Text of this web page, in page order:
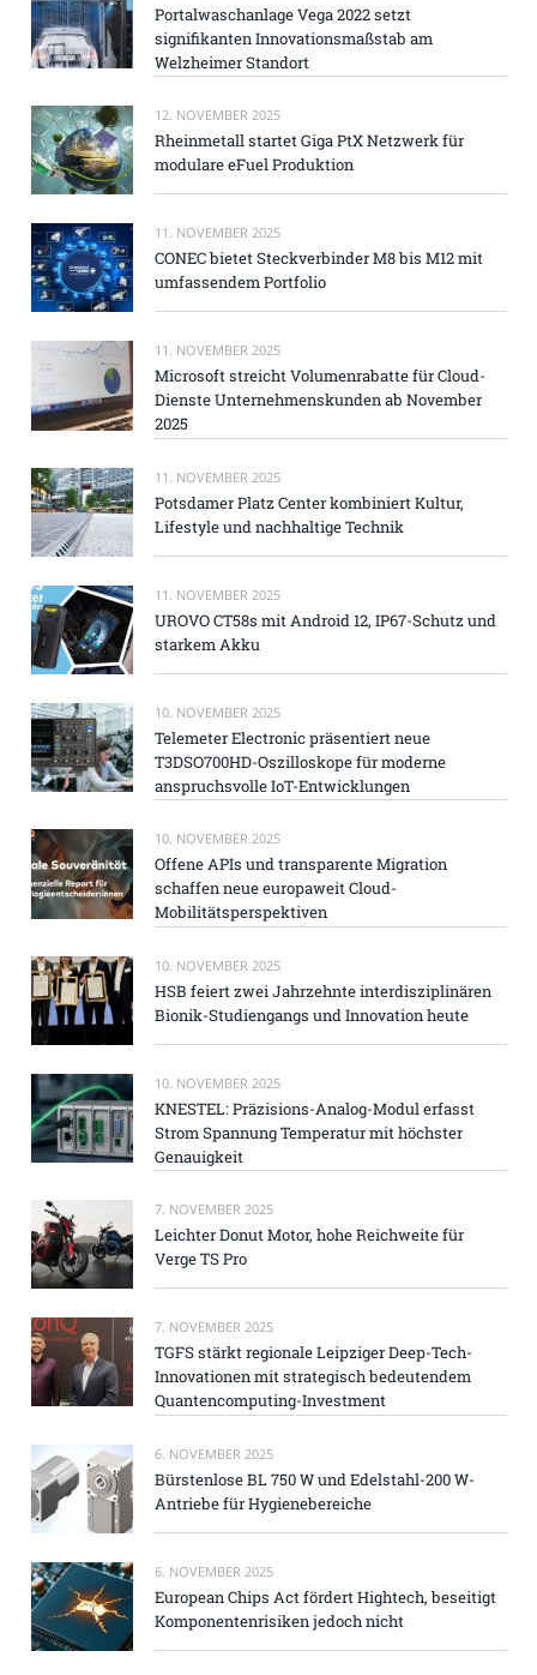
Portalwaschanlage Vega 2022 setzt
signifikanten Innovationsmaßstab am
Welzheimer Standort
12. NOVEMBER 2025
Rheinmetall startet Giga PtX Netzwerk für
modulare eFuel Produktion
11. NOVEMBER 2025
CONEC bietet Steckverbinder M8 bis M12 mit
umfassendem Portfolio
11. NOVEMBER 2025
Microsoft streicht Volumenrabatte für Cloud-
Dienste Unternehmenskunden ab November
2025
11. NOVEMBER 2025
Potsdamer Platz Center kombiniert Kultur,
Lifestyle und nachhaltige Technik
11. NOVEMBER 2025
UROVO CT58s mit Android 12, IP67-Schutz und
starkem Akku
10. NOVEMBER 2025
Telemeter Electronic präsentiert neue
T3DSO700HD-Oszilloskope für moderne
anspruchsvolle IoT-Entwicklungen
10. NOVEMBER 2025
Offene APIs und transparente Migration
schaffen neue europaweit Cloud-
Mobilitätsperspektiven
10. NOVEMBER 2025
HSB feiert zwei Jahrzehnte interdisziplinären
Bionik-Studiengangs und Innovation heute
10. NOVEMBER 2025
KNESTEL: Präzisions-Analog-Modul erfasst
Strom Spannung Temperatur mit höchster
Genauigkeit
7. NOVEMBER 2025
Leichter Donut Motor, hohe Reichweite für
Verge TS Pro
7. NOVEMBER 2025
TGFS stärkt regionale Leipziger Deep-Tech-
Innovationen mit strategisch bedeutendem
Quantencomputing-Investment
6. NOVEMBER 2025
Bürstenlose BL 750 W und Edelstahl-200 W-
Antriebe für Hygienebereiche
6. NOVEMBER 2025
European Chips Act fördert Hightech, beseitigt
Komponentenrisiken jedoch nicht